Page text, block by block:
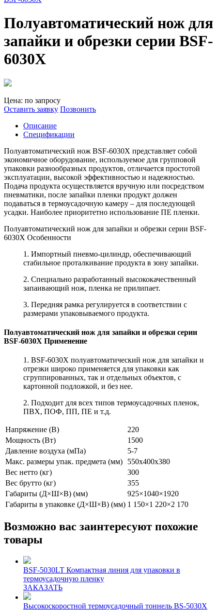
Полуавтоматический нож для
запайки и обрезки серии BSF-
6030X
Цена: по запросу
Оставить заявку Позвонить
Описание
Спецификации
Полуавтоматический нож BSF-6030X представляет собой
экономичное оборудование, используемое для групповой
упаковки разнообразных продуктов, отличается простотой
эксплуатации, высокой эффективностью и надежностью.
Подача продукта осуществляется вручную или посредством
пневматики, после запайки пленки продукт должен
подаваться в термоусадочную камеру – для последующей
усадки. Наиболее приоритетно использование ПЕ пленки.
Полуавтоматический нож для запайки и обрезки серии BSF-
6030X Особенности
1. Импортный пневмо-цилиндр, обеспечивающий
стабильное проталкивание продукта в зону запайки.
2. Специально разработанный высококачественный
запаивающий нож, пленка не прилипает.
3. Передняя рамка регулируется в соответствии с
размерами упаковываемого продукта.
Полуавтоматический нож для запайки и обрезки серии
BSF-6030X Применение
1. BSF-6030X полуавтоматический нож для запайки и
отрезки широко применяется для упаковки как
сгруппированных, так и отдельных объектов, с
картонной подложкой, и без нее.
2. Подходит для всех типов термоусадочных пленок,
ПВХ, ПОФ, ПП, ПЕ и т.д.
Напряжение (В)
220
Мощность (Вт)
1500
Давление воздуха (мПа)
5-7
Макс. размеры упак. предмета (мм)
550х400х380
Вес нетто (кг)
300
Вес брутто (кг)
355
Габариты (Д×Ш×В) (мм)
925×1040×1920
Габариты в упаковке (Д×Ш×В) (мм) 1 150×1 220×2 170
Возможно вас заинтересуют похожие
товары
BSF-5030LT Компактная линия для упаковки в
термоусадочную пленку
ЗАКАЗАТЬ
Высокоскоростной термоусадочный тоннель BS-5030X